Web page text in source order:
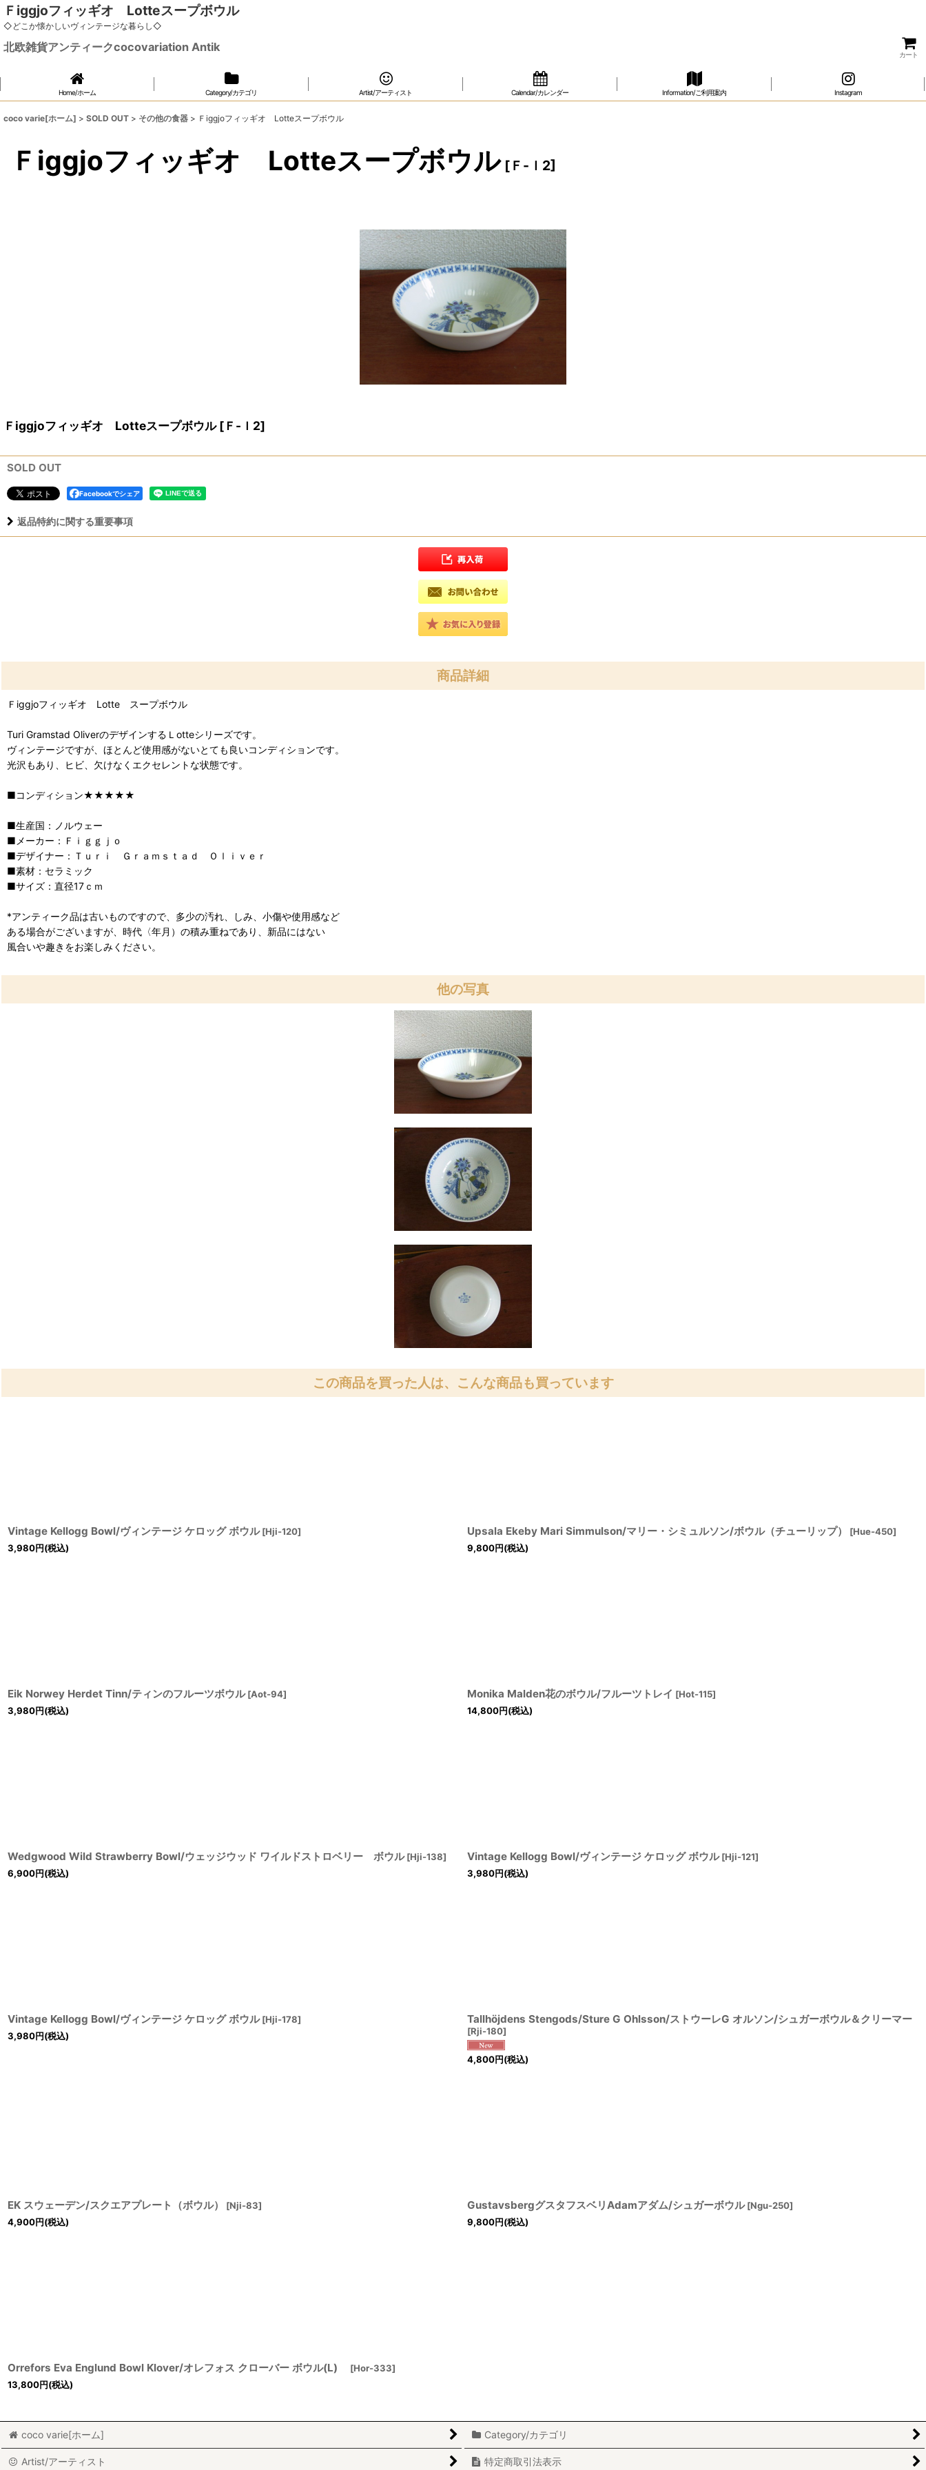
Ｆiggjoフィッギオ Lotteスープボウル
◇どこか懐かしいヴィンテージな暮らし◇
北欧雑貨アンティークcocovariation Antik
カート
Home/ホーム Category/カテゴリ Artist/アーティスト Calendar/カレンダー Information/ご利用案内 Instagram
coco varie[ホーム] > SOLD OUT > その他の食器 > Ｆiggjoフィッギオ Lotteスープボウル
Ｆiggjoフィッギオ Lotteスープボウル [ Ｆ-ｌ2]
Ｆiggjoフィッギオ Lotteスープボウル [ Ｆ-ｌ2]
SOLD OUT
Facebookでシェア
返品特約に関する重要事項
商品詳細
Ｆiggjoフィッギオ Lotte スープボウル
Turi Gramstad OliverのデザインするＬotteシリーズです。
ヴィンテージですが、ほとんど使用感がないとても良いコンディションです。
光沢もあり、ヒビ、欠けなくエクセレントな状態です。
■コンディション★★★★★
■生産国：ノルウェー
■メーカー：Ｆｉｇｇｊｏ
■デザイナー：Ｔｕｒｉ Ｇｒａｍｓｔａｄ Ｏｌｉｖｅｒ
■素材：セラミック
■サイズ：直径17ｃｍ
*アンティーク品は古いものですので、多少の汚れ、しみ、小傷や使用感など
ある場合がございますが、時代〈年月）の積み重ねであり、新品にはない
風合いや趣きをお楽しみください。
他の写真
この商品を買った人は、こんな商品も買っています
Vintage Kellogg Bowl/ヴィンテージ ケロッグ ボウル [Hji-120]
3,980円(税込)
Upsala Ekeby Mari Simmulson/マリー・シミュルソン/ボウル（チューリップ） [Hue-450]
9,800円(税込)
Eik Norwey Herdet Tinn/ティンのフルーツボウル [Aot-94]
3,980円(税込)
Monika Malden花のボウル/フルーツトレイ [Hot-115]
14,800円(税込)
Wedgwood Wild Strawberry Bowl/ウェッジウッド ワイルドストロベリー ボウル [Hji-138]
6,900円(税込)
Vintage Kellogg Bowl/ヴィンテージ ケロッグ ボウル [Hji-121]
3,980円(税込)
Vintage Kellogg Bowl/ヴィンテージ ケロッグ ボウル [Hji-178]
3,980円(税込)
Tallhöjdens Stengods/Sture G Ohlsson/ストウーレG オルソン/シュガーボウル＆クリーマー
[Rji-180]
4,800円(税込)
EK スウェーデン/スクエアプレート（ボウル） [Nji-83]
4,900円(税込)
GustavsbergグスタフスベリAdamアダム/シュガーボウル [Ngu-250]
9,800円(税込)
Orrefors Eva Englund Bowl Klover/オレフォス クローバー ボウル(L) [Hor-333]
13,800円(税込)
coco varie[ホーム] Category/カテゴリ
Artist/アーティスト 特定商取引法表示